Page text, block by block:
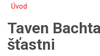
Úvod
Taven
šťastni